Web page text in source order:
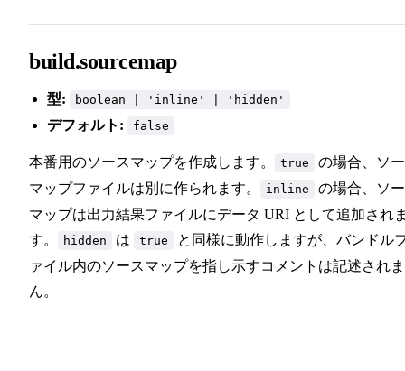
build.sourcemap
型: boolean | 'inline' | 'hidden'
デフォルト: false
本番用のソースマップを作成します。 true
の場合、ソ
マップファイルは別に作られます。
inline
の場合、ソ
マップは出力結果ファイルにデータ URI として追加され
す。
hidden は true
と同様に動作しますが、バンドル
ァイル内のソースマップを指し示すコメントは記述され
ん。